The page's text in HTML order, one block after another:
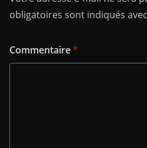
obligatoires sont indiqués avec
Commentaire*